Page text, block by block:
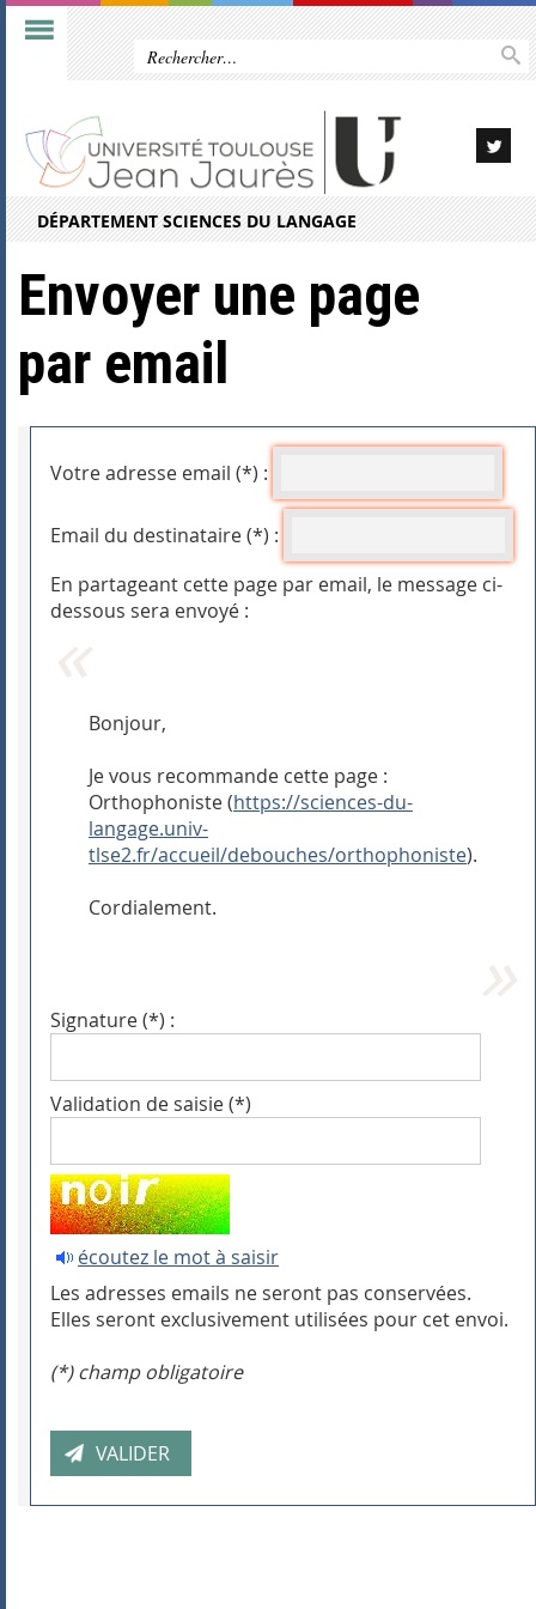
DÉPARTEMENT SCIENCES DU LANGAGE
Envoyer une page
par email
Votre adresse email (*) :
Email du destinataire (*) :
En partageant cette page par email, le message ci-
dessous sera envoyé :
Bonjour,
Je vous recommande cette page :
Orthophoniste (https://sciences-du-
langage.univ-
tlse2.fr/accueil/debouches/orthophoniste).
Cordialement.
Signature (*) :
Validation de saisie (*)
écoutez le mot à saisir
Les adresses emails ne seront pas conservées.
Elles seront exclusivement utilisées pour cet envoi.
(*) champ obligatoire